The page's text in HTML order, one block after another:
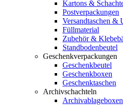
Kartons &
Postverpackungen
Versandtaschen &
Füllmaterial
Zubehör &
Standbodenbeutel
Geschenkverpackungen
Geschenkbeutel
Geschenkboxen
Geschenktaschen
Archivschachteln
Archivablageboxen